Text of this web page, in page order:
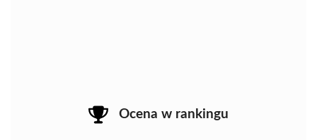
Ocena w rankingu